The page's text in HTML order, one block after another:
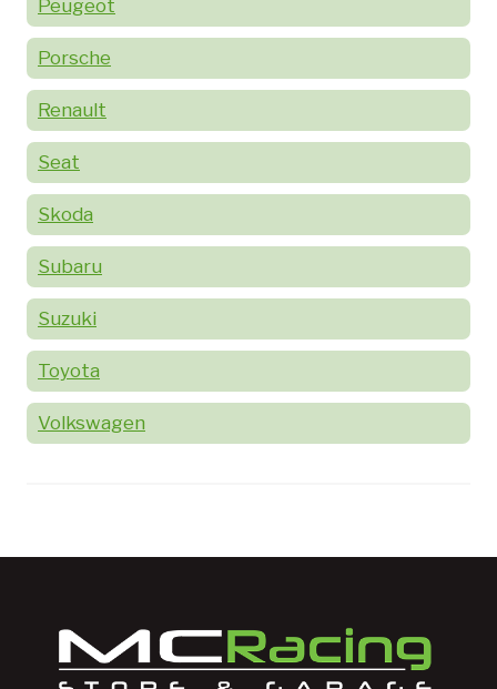
Peugeot
Porsche
Renault
Seat
Skoda
Subaru
Suzuki
Toyota
Volkswagen